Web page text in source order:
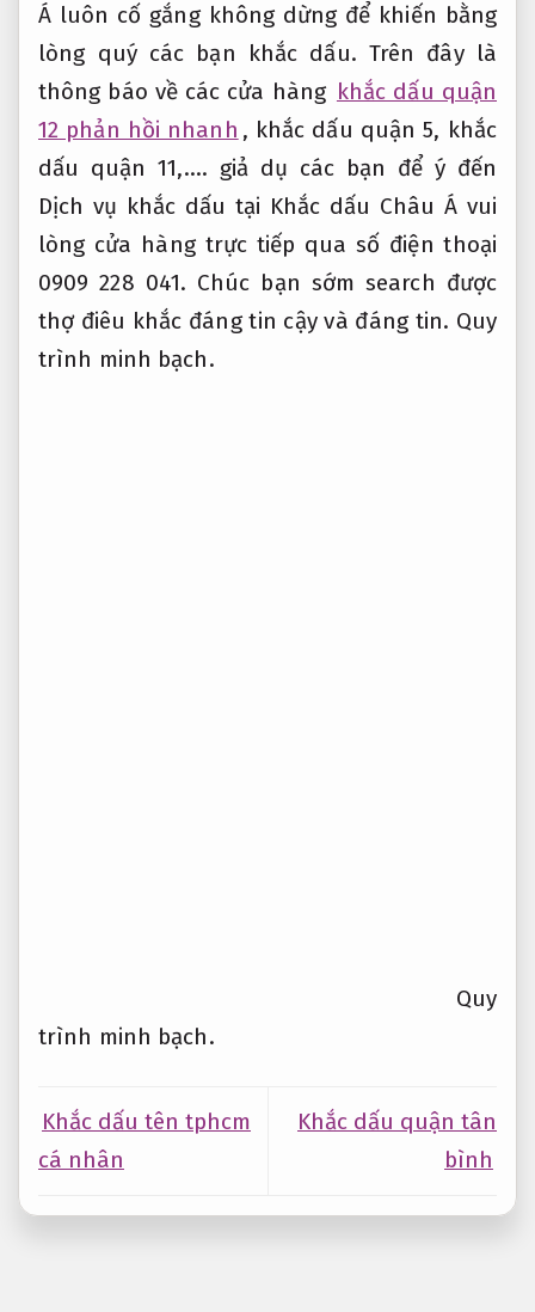
Á luôn cố gắng không dừng để khiến bằng
lòng quý các bạn khắc dấu. Trên đây là
thông báo về các cửa hàng khắc dấu quận
12 phản hồi nhanh , khắc dấu quận 5, khắc
dấu quận 11,…. giả dụ các bạn để ý đến
Dịch vụ khắc dấu tại Khắc dấu Châu Á vui
lòng cửa hàng trực tiếp qua số điện thoại
0909 228 041. Chúc bạn sớm search được
thợ điêu khắc đáng tin cậy và đáng tin. Quy
trình minh bạch.
Quy
trình minh bạch.
Khắc dấu tên tphcm
cá nhân
Khắc dấu quận tân
bình